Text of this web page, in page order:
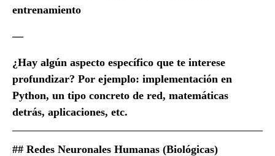
entrenamiento
—
¿Hay algún aspecto específico que te interese
profundizar? Por ejemplo: implementación en
Python, un tipo concreto de red, matemáticas
detrás, aplicaciones, etc.
## Redes Neuronales Humanas (Biológicas)